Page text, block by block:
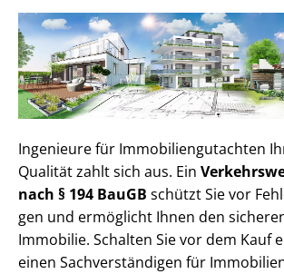
Ingenieure für Im­mo­bi­li­en­gut­ach­ten
Qualität zahlt sich aus. Ein
nach § 194 BauGB schützt Sie vor
gen und ermöglicht Ihnen den
Immobilie. Schalten Sie vor dem Kauf
einen Sach­ver­stän­di­gen für